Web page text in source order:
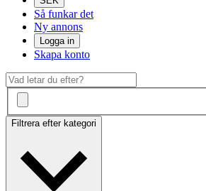
Så funkar det
Ny annons
Logga in
Skapa konto
Filtrera efter kategori